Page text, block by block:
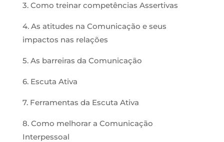
3. Como treinar competências Assertivas
4. As atitudes na Comunicação e seus
impactos nas relações
5. As barreiras da Comunicação
6. Escuta Ativa
7. Ferramentas da Escuta Ativa
8. Como melhorar a Comunicação
Interpessoal